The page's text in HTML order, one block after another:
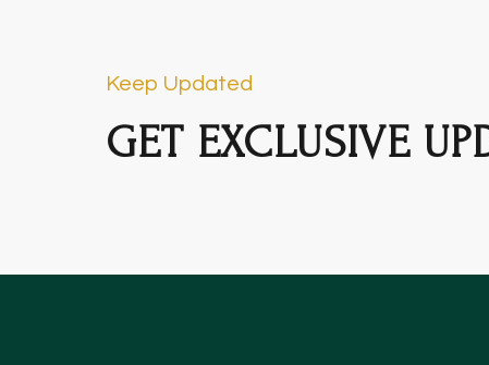
Keep Updated
GET EXCLUSIVE